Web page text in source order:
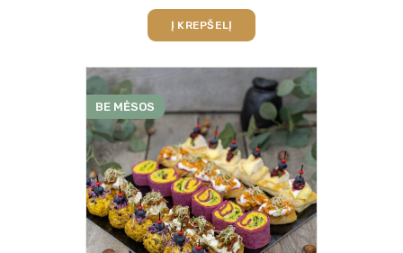
Į KREPŠELĮ
BE MĖSOS